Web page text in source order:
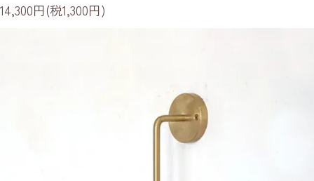
14,300円(税1,300円)